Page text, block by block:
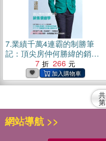
7.業績千萬4連霸的制勝筆
記：頂尖房仲何勝緯的銷售
價值學(電子書)
7 266
共
第
網站導航 >>